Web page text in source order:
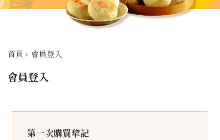
首頁 › 會員登入
會員登入
第一次購買犂記